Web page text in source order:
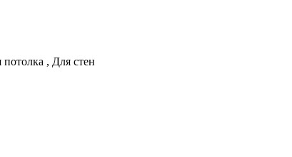
потолка , Для стен